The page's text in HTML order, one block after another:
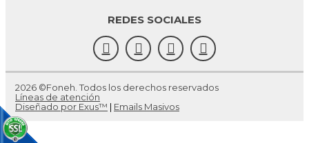
REDES SOCIALES
2026 ©Foneh. Todos los derechos reservados
Líneas de atención
Diseñado por Exus™ | Emails Masivos